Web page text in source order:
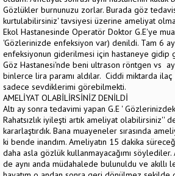
Gözlükler burnunuzu zorlar. Burada göz
kurtulabilirsiniz' tavsiyesi üzerine ameliyat
Ekol Hastanesinde Operatör Doktor G.E'ye
'Gözlerinizde enfeksiyon var) denildi. Tam 6
enfeksiyonun giderilmesi için hastaneye gidip
Göz Hastanesi'nde beni ultrason röntgen vs
binlerce lira paramı aldılar. Ciddi miktarda ilaç
sadece sevdiklerimi görebilmekti.
AMELİYAT OLABİLİRSİNİZ DENİLDİ
Altı ay sonra tedavimi yapan G.E '
Rahatsızlık iyileşti artık ameliyat olabilirsiniz''
kararlaştırdık. Bana muayeneler sırasında
ki bende inandım. Ameliyatın 15 dakika
daha asla gözlük kullanmayacağımı
de aynı anda müdahalede bulunuldu ve akıllı